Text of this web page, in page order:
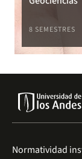
8 SEMESTRES
Normatividad